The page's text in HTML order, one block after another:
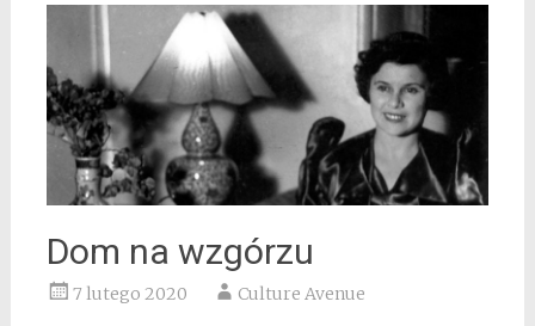
Dom na wzgórzu
7 lutego 2020 Culture Avenue